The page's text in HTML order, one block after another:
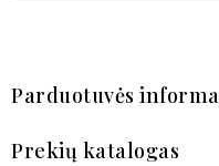
Parduotuvės
Prekių katalogas